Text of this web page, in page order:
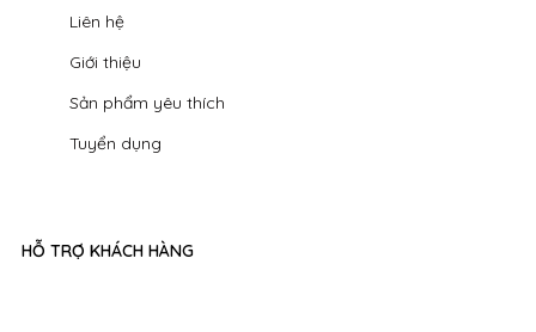
Liên hệ
Giới thiệu
Sản phẩm yêu thích
Tuyển dụng
HỖ TRỢ KHÁCH HÀNG